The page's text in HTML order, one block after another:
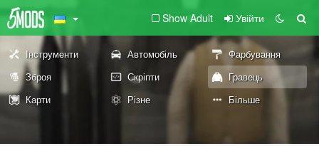
Show Adult Увійти
Інструменти Автомобіль
Фарбування
Зброя
Скріпти
Гравець
Карти
Різне Більше